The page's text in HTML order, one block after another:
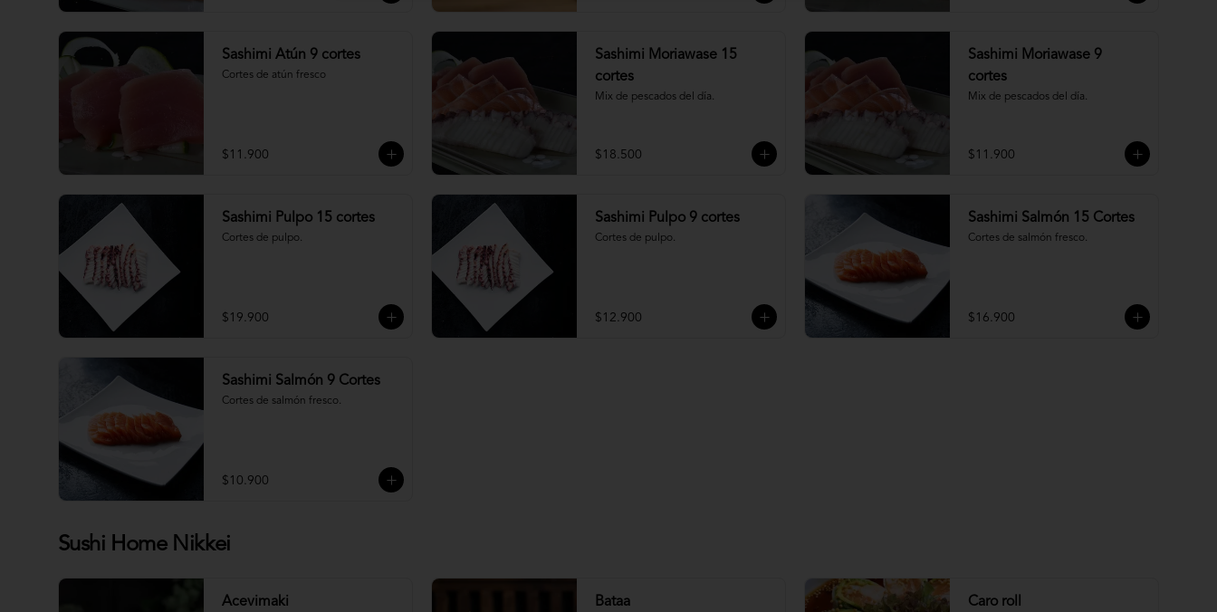
Sashimi Atún 9 cortes
Cortes de atún fresco
$11.900
Sashimi Moriawase 15
cortes
Mix de pescados del día.
$18.500
Sashimi Moriawase 9
cortes
Mix de pescados del día.
$11.900
Sashimi Pulpo 15 cortes
Cortes de pulpo.
$19.900
Sashimi Pulpo 9 cortes
Cortes de pulpo.
$12.900
Sashimi Salmón 15 Cortes
Cortes de salmón fresco.
$16.900
Sashimi Salmón 9 Cortes
Cortes de salmón fresco.
$10.900
Sushi Home Nikkei
Acevimaki Bataa Caro roll